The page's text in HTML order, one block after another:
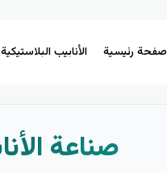
صفحة رئيسية الأنابيب
صناعة